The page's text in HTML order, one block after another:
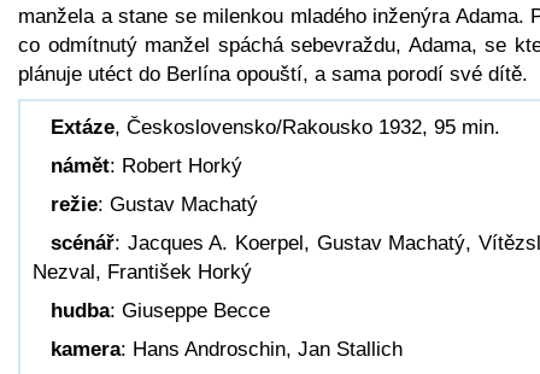
manžela a stane se milenkou mladého inženýra Adama.
co odmítnutý manžel spáchá sebevraždu, Adama, se
plánuje utéct do Berlína opouští, a sama porodí své dítě.
Extáze, Československo/Rakousko 1932, 95 min.
námět: Robert Horký
režie: Gustav Machatý
scénář: Jacques A. Koerpel, Gustav Machatý,
Nezval, František Horký
hudba: Giuseppe Becce
kamera: Hans Androschin, Jan Stallich